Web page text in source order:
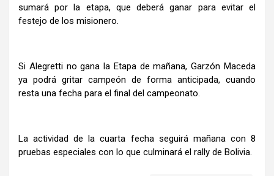
sumará por la etapa, que deberá ganar para evitar el
festejo de los misionero.
Si Alegretti no gana la Etapa de mañana, Garzón Maceda
ya podrá gritar campeón de forma anticipada, cuando
resta una fecha para el final del campeonato.
La actividad de la cuarta fecha seguirá mañana con 8
pruebas especiales con lo que culminará el rally de Bolivia.